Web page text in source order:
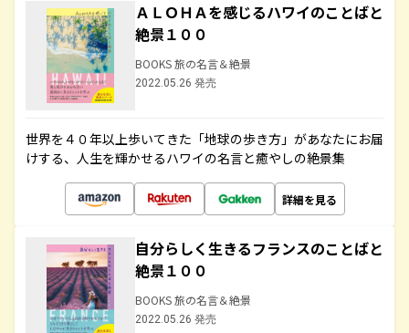
ＡＬＯＨＡを感じるハワイのことばと
絶景１００
BOOKS 旅の名言＆絶景
2022.05.26 発売
世界を４０年以上歩いてきた「地球の歩き方」があなたにお届
けする、人生を輝かせるハワイの名言と癒やしの絶景集
詳細を見る
自分らしく生きるフランスのことばと
絶景１００
BOOKS 旅の名言＆絶景
2022.05.26 発売